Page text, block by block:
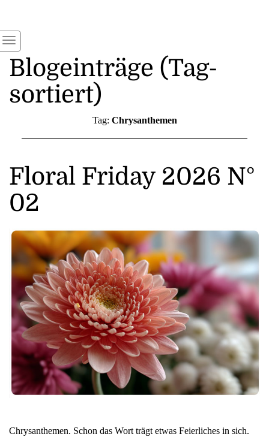
Blogeinträge (Tag-
sortiert)
Tag: Chrysanthemen
Floral Friday 2026 N°
02
Chrysanthemen. Schon das Wort trägt etwas Feierliches in sich.